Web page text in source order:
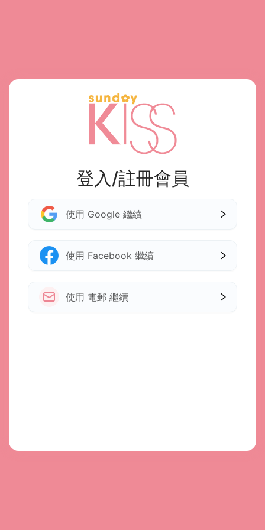
登入/註冊會員
使用 Google 繼續
使用 Facebook 繼續
使用 電郵 繼續